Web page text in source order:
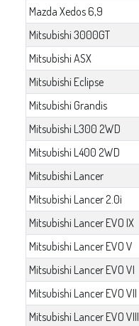
Mazda Xedos 6,9
Mitsubishi 3000GT
Mitsubishi ASX
Mitsubishi Eclipse
Mitsubishi Grandis
Mitsubishi L300 2WD
Mitsubishi L400 2WD
Mitsubishi Lancer
Mitsubishi Lancer 2.0i
Mitsubishi Lancer EVO IX
Mitsubishi Lancer EVO V
Mitsubishi Lancer EVO VI
Mitsubishi Lancer EVO VII
Mitsubishi Lancer EVO VIII